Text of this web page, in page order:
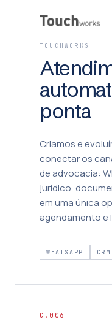
TOUCHWORKS
ponta
Criamos e
conectar os
de advocacia:
jurídico,
em uma única
agendamento e
WHATSAPP CRM
C.006